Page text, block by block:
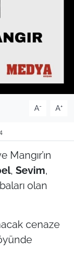
A- A+
, Sevim,
olan
cenaze